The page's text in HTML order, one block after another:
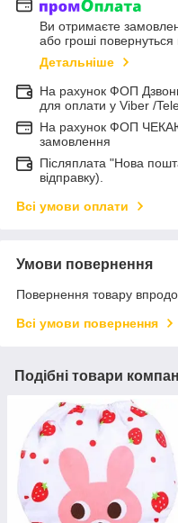
Ви отримаєте
або гроші
Детальніше
На рахунок ФОП
для оплати у Viber /
На рахунок ФОП
замовлення
Післяплата "Нова
відправку).
Всі умови оплати
Умови повернення
Повернення товару
Всі умови повернення
Подібні товари